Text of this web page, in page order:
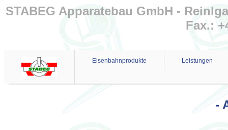
STABEG Apparatebau GmbH -
Fax.:
Eisenbahnprodukte Leistungen
-